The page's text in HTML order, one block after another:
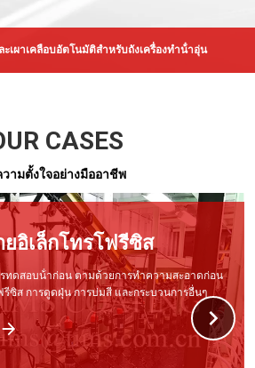
ะเผาเคลือบอัตโนมัติสําหรับถังเครื่องทําน้ําอุ่น
CASES
ามตั้งใจอย่างมืออาชีพ
โค
เปลือ
ตามด้
กระบ
ศึกษ